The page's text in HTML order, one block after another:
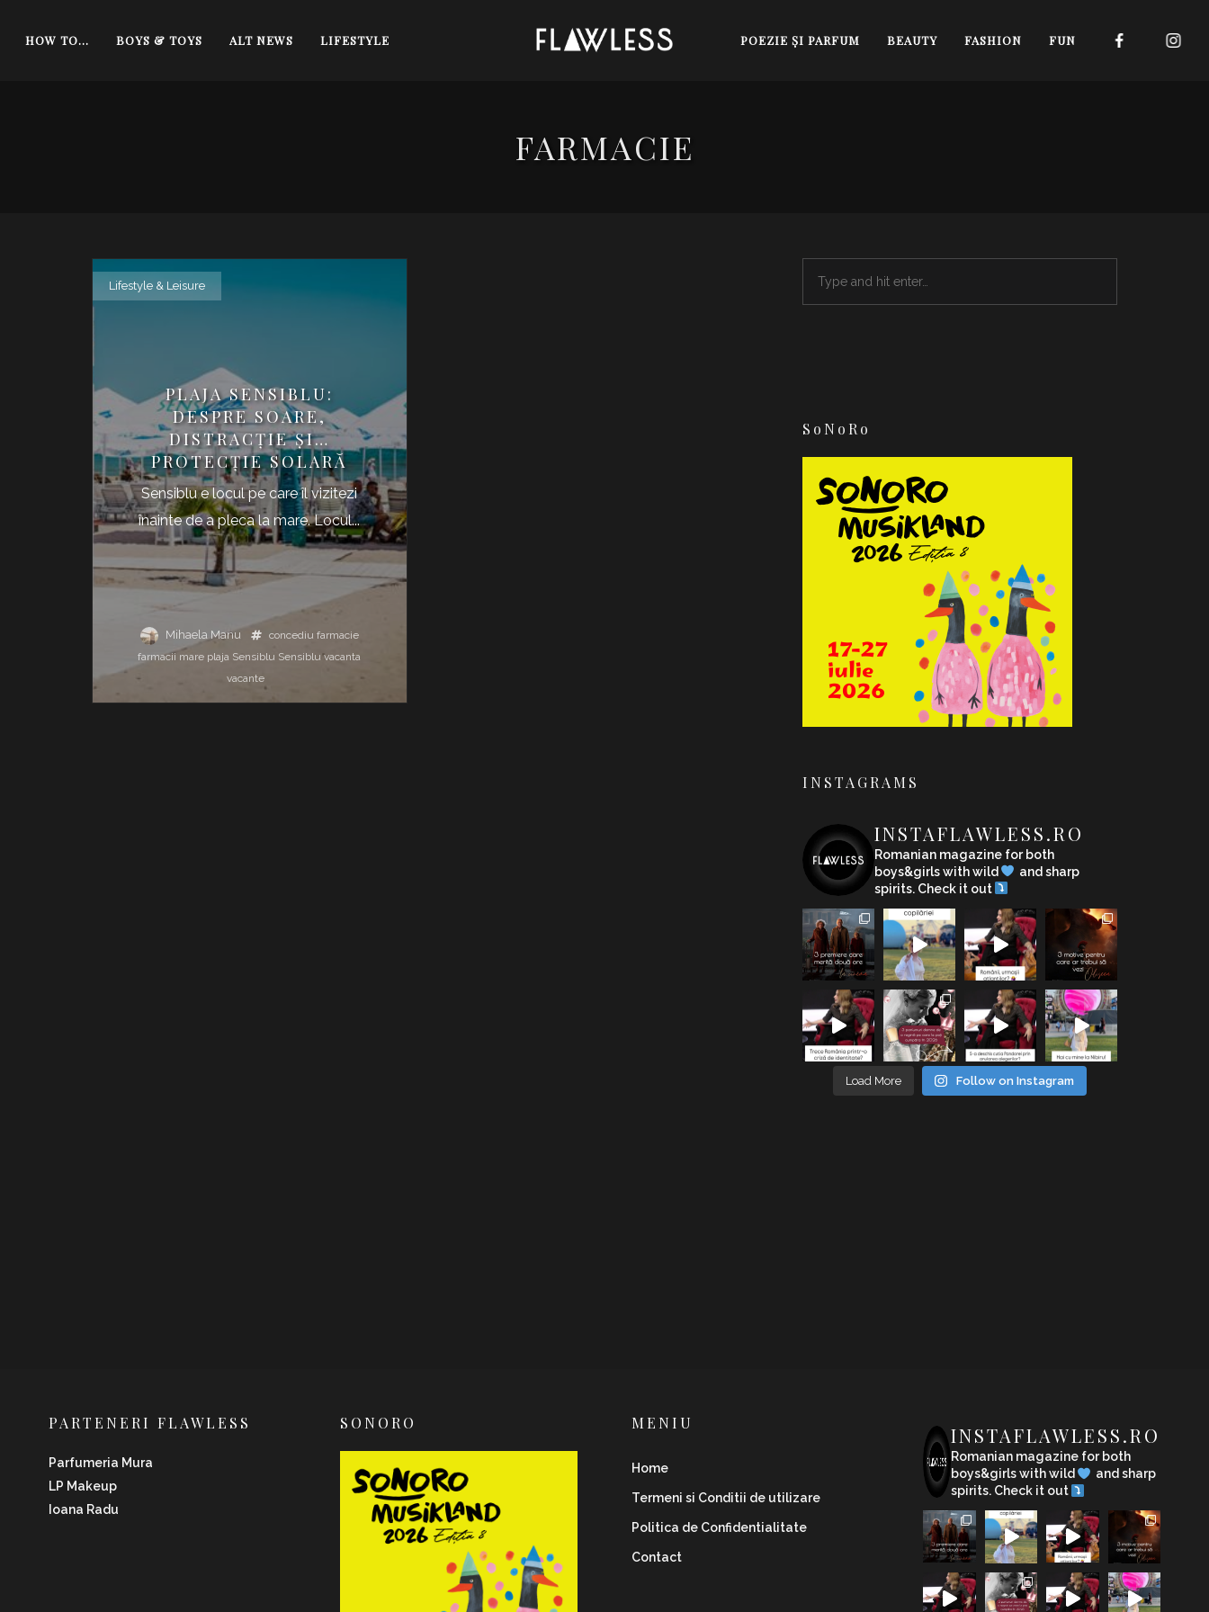
HOW TO… BOYS & TOYS ALT NEWS LIFESTYLE POEZIE ŞI PARFUM BEAUTY FASHION FUN
FARMACIE
Lifestyle & Leisure
PLAJA SENSIBLU:
DESPRE SOARE,
DISTRACȚIE ȘI…
PROTECȚIE SOLARĂ
Sensiblu e locul pe care îl vizitezi
înainte de a pleca la mare. Locul...
Mihaela Manu concediu farmacie
farmacii mare plaja Sensiblu Sensiblu vacanta
vacante
SoNoRo
INSTAGRAMS
INSTAFLAWLESS.RO
Romanian magazine for both
boys&girls with wild
and sharp
spirits. Check it out
Load More Follow on Instagram
PARTENERI FLAWLESS
Parfumeria Mura
LP Makeup
Ioana Radu
SONORO MENIU
Home
Termeni si Conditii de utilizare
Politica de Confidentialitate
Contact
INSTAFLAWLESS.RO
Romanian magazine for both
boys&girls with wild
and sharp
spirits. Check it out